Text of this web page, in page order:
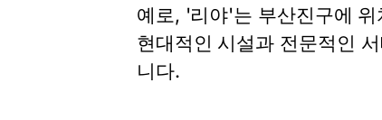
예로, '리야'는 부산진구에
현대적인 시설과 전문적인
니다.